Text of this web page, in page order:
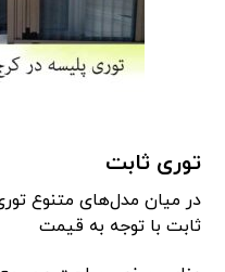
توری ثابت
در میان مدل‌های متنوع
ثابت با توجه به قیمت